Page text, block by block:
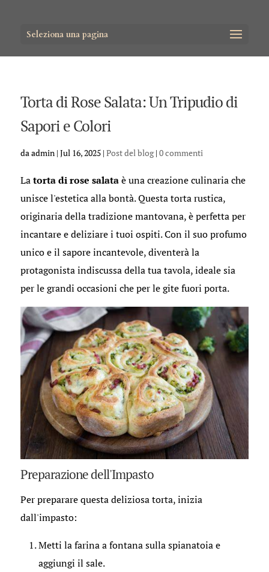
Seleziona una pagina
Torta di Rose Salata: Un Tripudio di
Sapori e Colori
daadmin| Jul 16, 2025| Post del blog| 0 commenti
Latorta di rose salataè una creazione culinaria che
unisce l'estetica alla bontà. Questa torta rustica,
originaria della tradizione mantovana, è perfetta per
incantare e deliziare i tuoi ospiti. Con il suo profumo
unico e il sapore incantevole, diventerà la
protagonista indiscussa della tua tavola, ideale sia
per le grandi occasioni che per le gite fuori porta.
Preparazione dell'Impasto
Per preparare questa deliziosa torta, inizia
dall'impasto:
Metti la farina a fontana sulla spianatoia e
aggiungi il sale.